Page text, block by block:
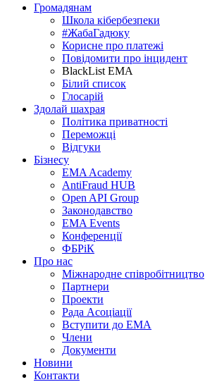
Громадянам
Школа кібербезпеки
#ЖабаГадюку
Корисне про платежі
Повідомити про інцидент
BlackList EMA
Білий список
Глосарій
Здолай шахрая
Політика приватності
Переможцi
Відгуки
Бізнесу
EMA Academy
AntiFraud HUB
Open API Group
Законодавство
EMA Events
Конференції
ФБРіК
Про нас
Міжнародне співробітництво
Партнери
Проекти
Рада Асоціації
Вступити до ЕМА
Члени
Документи
Новини
Контакти